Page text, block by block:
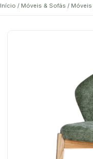
Início / Móveis & Sofás / Móveis